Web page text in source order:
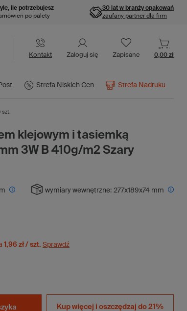
ile potrzebujesz
po palety
30 lat w branży opakowań
zaufany partner dla firm
Kontakt Zaloguj się Zapisane 0,00 zł
Strefa Niskich Cen Strefa Nadruku
klejowym i tasiemką
3W B 410g/m2 Szary
wymiary wewnętrzne: 277x189x74 mm
1,96 zł / szt. Sprawdź
Kup więcej i oszczędzaj do 21%